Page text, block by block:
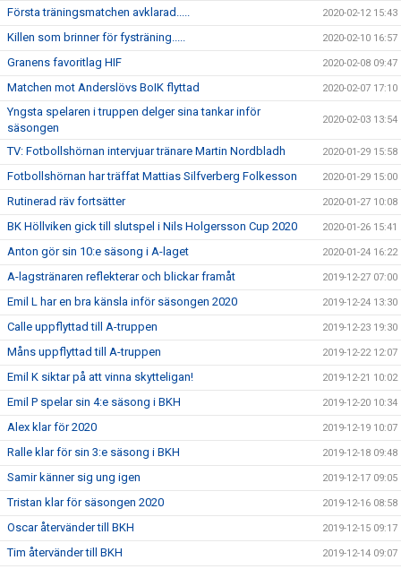
Första träningsmatchen avklarad..... 2020-02-12 15:43
Killen som brinner för fysträning..... 2020-02-10 16:57
Granens favoritlag HIF 2020-02-08 09:47
Matchen mot Anderslövs BoIK flyttad 2020-02-07 17:10
Yngsta spelaren i truppen delger sina tankar inför
säsongen
2020-02-03 13:54
TV: Fotbollshörnan intervjuar tränare Martin Nordbladh 2020-01-29 15:58
Fotbollshörnan har träffat Mattias Silfverberg Folkesson 2020-01-29 15:00
Rutinerad räv fortsätter 2020-01-27 10:08
BK Höllviken gick till slutspel i Nils Holgersson Cup 2020 2020-01-26 15:41
Anton gör sin 10:e säsong i A-laget 2020-01-24 16:22
A-lagstränaren reflekterar och blickar framåt 2019-12-27 07:00
Emil L har en bra känsla inför säsongen 2020 2019-12-24 13:30
Calle uppflyttad till A-truppen 2019-12-23 19:30
Måns uppflyttad till A-truppen 2019-12-22 12:07
Emil K siktar på att vinna skytteligan! 2019-12-21 10:02
Emil P spelar sin 4:e säsong i BKH 2019-12-20 10:34
Alex klar för 2020 2019-12-19 10:07
Ralle klar för sin 3:e säsong i BKH 2019-12-18 09:48
Samir känner sig ung igen 2019-12-17 09:05
Tristan klar för säsongen 2020 2019-12-16 08:58
Oscar återvänder till BKH 2019-12-15 09:17
Tim återvänder till BKH 2019-12-14 09:07